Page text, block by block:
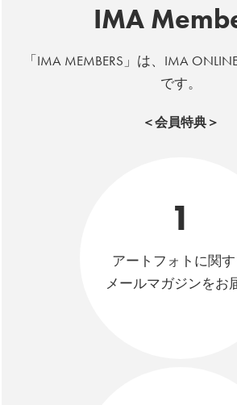
IMA
「IMA MEMBERS」は、IMA
です。
＜会員特典＞
1
アートフォトに関す
メールマガジンをお